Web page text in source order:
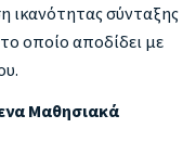
ικανότητας σύνταξης
οποίο αποδίδει με
Μαθησιακά